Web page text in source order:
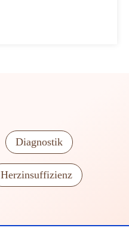
Diagnostik
Herzinsuffizienz